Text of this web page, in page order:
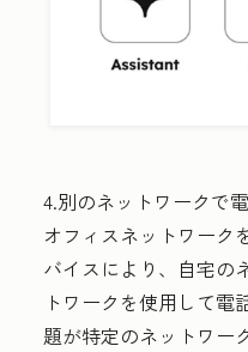
4.別のネットワークで
オフィスネットワーク
バイスにより、自宅の
トワークを使用して
題が特定のネットワー